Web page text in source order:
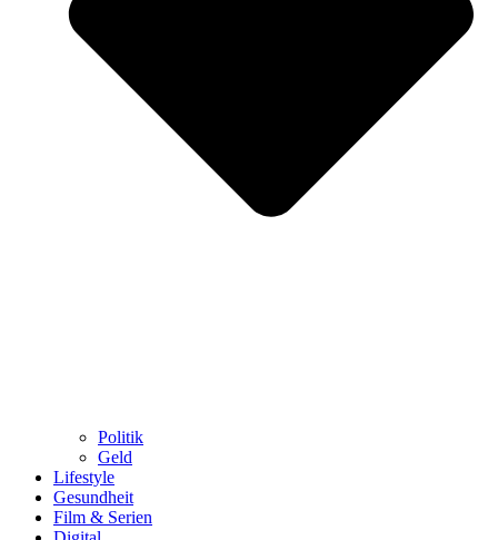
Politik
Geld
Lifestyle
Gesundheit
Film & Serien